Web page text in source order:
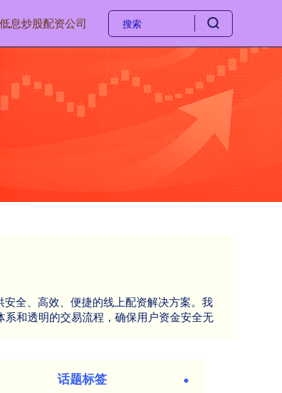
息炒股配资公司
全、高效、便捷的线上配资解决方案。我
和透明的交易流程，确保用户资金安全无
话题标签